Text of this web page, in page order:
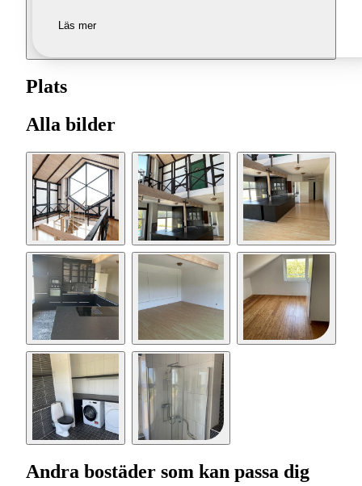
Läs mer
Plats
Alla bilder
Andra bostäder som kan passa dig